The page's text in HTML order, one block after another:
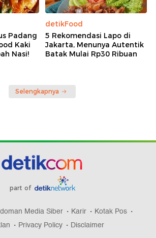
Padang
Kaki
Nasi!
detikFood
5 Rekomendasi Lapo di
Jakarta, Menunya Autentik
Batak Mulai Rp30 Ribuan
Selengkapnya
part of
Media Siber Karir
Kotak Pos
Privacy Policy Disclaimer